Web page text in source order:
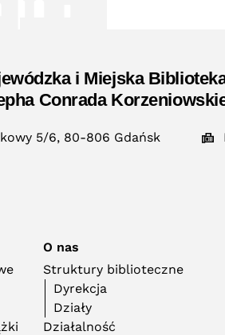
i Miejska
Conrada
5/6, 80-806 Gdańsk
O nas
Struktury biblioteczne
Dyrekcja
Działy
Działalność